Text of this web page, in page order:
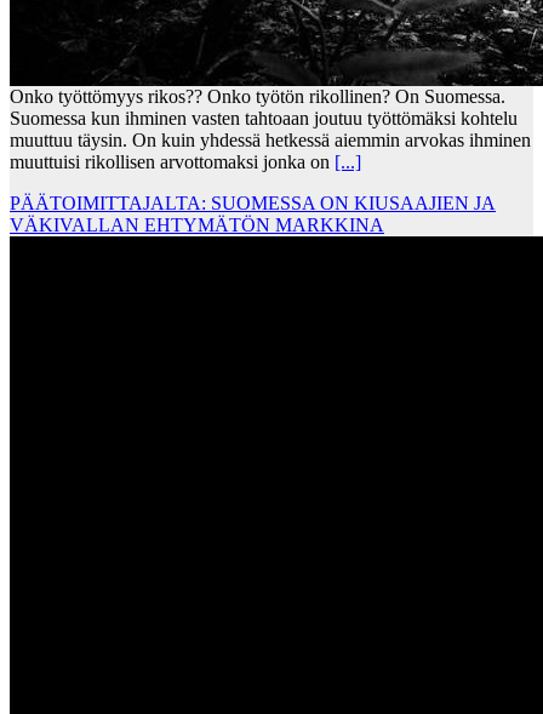
Onko työttömyys rikos?? Onko työtön rikollinen? On Suomessa.
Suomessa kun ihminen vasten tahtoaan joutuu työttömäksi kohtelu
muuttuu täysin. On kuin yhdessä hetkessä aiemmin arvokas ihminen
muuttuisi rikollisen arvottomaksi jonka on [...]
PÄÄTOIMITTAJALTA: SUOMESSA ON KIUSAAJIEN JA
VÄKIVALLAN EHTYMÄTÖN MARKKINA